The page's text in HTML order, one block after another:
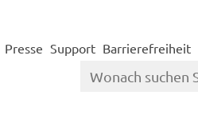
Presse Support Barrierefreiheit